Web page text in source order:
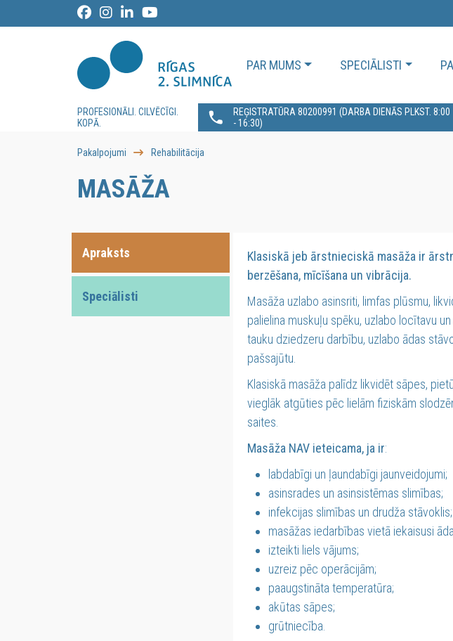
PAR MUMS SPECIĀLISTI
PROFESIONĀLI. CILVĒCĪGI.
KOPĀ.
REĢISTRATŪRA 80200991‬ (DARBA DIENĀS PLKST. 8:00
- 16:30)
Pakalpojumi Rehabilitācija
MASĀŽA
Apraksts
Speciālisti
Klasiskā jeb ārstnieciskā masāža ir
berzēšana, mīcīšana un vibrācija.
Masāža uzlabo asinsriti, limfas plūsmu,
palielina muskuļu spēku, uzlabo locītavu
tauku dziedzeru darbību, uzlabo ādas
pašsajūtu.
Klasiskā masāža palīdz likvidēt sāpes,
vieglāk atgūties pēc lielām fiziskām
saites.
Masāža NAV ieteicama, ja ir:
labdabīgi un ļaundabīgi jaunveidojumi;
asinsrades un asinsistēmas slimības;
infekcijas slimības un drudža stāvoklis;
masāžas iedarbības vietā iekaisusi
izteikti liels vājums;
uzreiz pēc operācijām;
paaugstināta temperatūra;
akūtas sāpes;
grūtniecība.